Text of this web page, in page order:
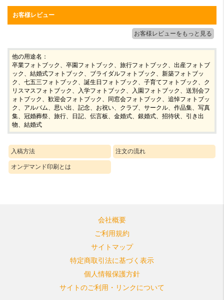
お客様レビュー
お客様レビューをもっと見る
他の用途名：
卒業フォトブック、卒園フォトブック、旅行フォトブック、出産フォトブ
ック、結婚式フォトブック、ブライダルフォトブック、新築フォトブッ
ク、七五三フォトブック、誕生日フォトブック、子育てフォトブック、ク
リスマスフォトブック、入学フォトブック、入園フォトブック、送別会フ
ォトブック、歓迎会フォトブック、同窓会フォトブック、追悼フォトブッ
ク、アルバム、思い出、記念、お祝い、クラブ、サークル、作品集、写真
集、冠婚葬祭、旅行、日記、伝言板、金婚式、銀婚式、招待状、引き出
物、結婚式
入稿方法 注文の流れ
オンデマンド印刷とは
会社概要
ご利用規約
サイトマップ
特定商取引法に基づく表示
個人情報保護方針
サイトのご利用・リンクについて